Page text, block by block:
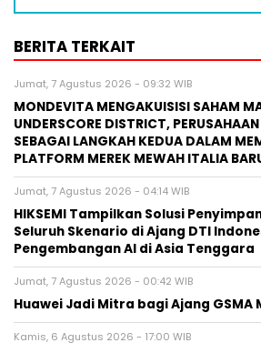
BERITA TERKAIT
Jumat, 7 Agustus 2026 - 09:32 WIB
MONDEVITA MENGAKUISISI SAHAM
UNDERSCORE DISTRICT,
SEBAGAI LANGKAH KEDUA DALAM
PLATFORM MEREK MEWAH ITALIA
Jumat, 7 Agustus 2026 - 04:14 WIB
HIKSEMI Tampilkan Solusi
Seluruh Skenario di Ajang DTI
Pengembangan AI di Asia Tenggara
Jumat, 7 Agustus 2026 - 00:42 WIB
Huawei Jadi Mitra bagi Ajang GSMA
Kamis, 6 Agustus 2026 - 17:00 WIB